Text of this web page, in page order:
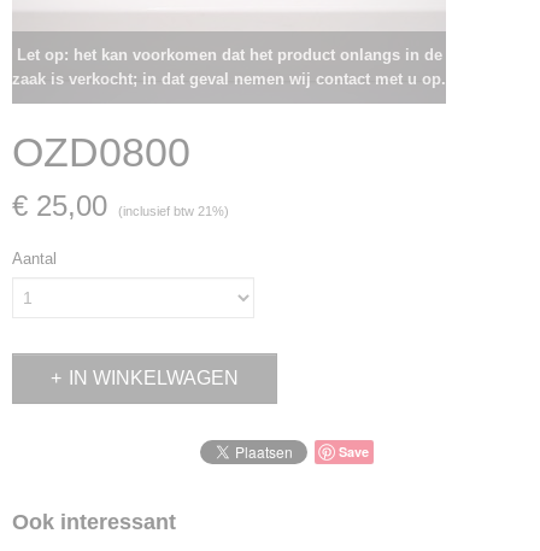
Let op: het kan voorkomen dat het product onlangs in de
zaak is verkocht; in dat geval nemen wij contact met u op.
OZD0800
€ 25,00 (inclusief btw 21%)
Aantal
IN WINKELWAGEN
Save
Ook interessant